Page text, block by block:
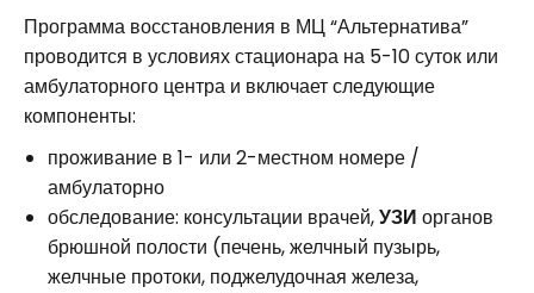
Программа восстановления в МЦ “Альтернатива”
проводится в условиях стационара на 5-10 суток или
амбулаторного центра и включает следующие
компоненты:
проживание в 1- или 2-местном номере /
амбулаторно
обследование: консультации врачей,УЗИ органов
брюшной полости (печень, желчный пузырь,
желчные протоки, поджелудочная железа,